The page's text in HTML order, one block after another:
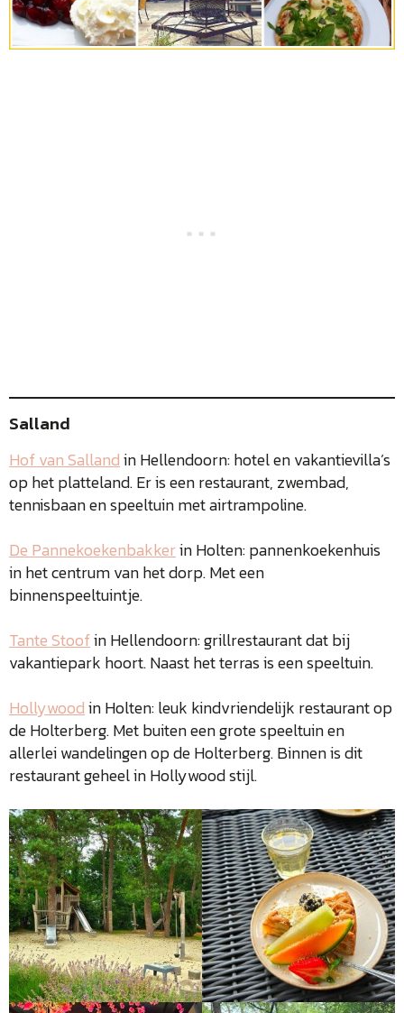
Salland
Hof van Sallandin Hellendoorn: hotel en vakantievilla’s
op het platteland. Er is een restaurant, zwembad,
tennisbaan en speeltuin met airtrampoline.
De Pannekoekenbakkerin Holten: pannenkoekenhuis
in het centrum van het dorp. Met een
binnenspeeltuintje.
Tante Stoofin Hellendoorn: grillrestaurant dat bij
vakantiepark hoort. Naast het terras is een speeltuin.
Hollywoodin Holten: leuk kindvriendelijk restaurant op
de Holterberg. Met buiten een grote speeltuin en
allerlei wandelingen op de Holterberg. Binnen is dit
restaurant geheel in Hollywood stijl.